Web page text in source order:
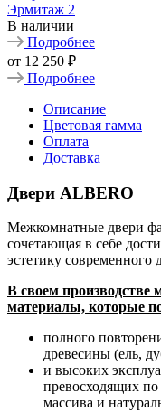
Эрмитаж 2
В наличии
Подробнее
от 12 250 ₽
Подробнее
Описание
Цветовая гамма
Оплата
Доставка
Двери ALBERO
Межкомнатные двери
сочетающая в себе
эстетику современного
В своем производстве
материалы, которые
полного
древесины (ель,
и высоких
превосходящих по
массива и